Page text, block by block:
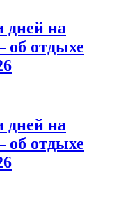
дней на
отдыхе
дней на
отдыхе